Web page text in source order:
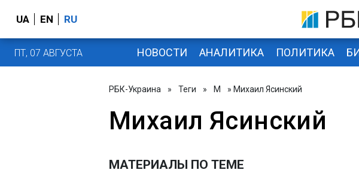
UA EN RU
ПТ, 07 АВГУСТА НОВОСТИ АНАЛИТИКА ПОЛИТИКА
РБК-Украина » Теги » М » Михаил Ясинский
Михаил Ясинский
МАТЕРИАЛЫ ПО ТЕМЕ